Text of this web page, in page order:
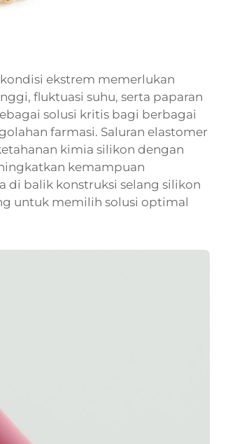
ekstrem memerlukan
fluktuasi suhu, serta paparan
solusi kritis bagi berbagai
farmasi. Saluran elastomer
kimia silikon dengan
kemampuan
di balik konstruksi selang silikon
untuk memilih solusi optimal